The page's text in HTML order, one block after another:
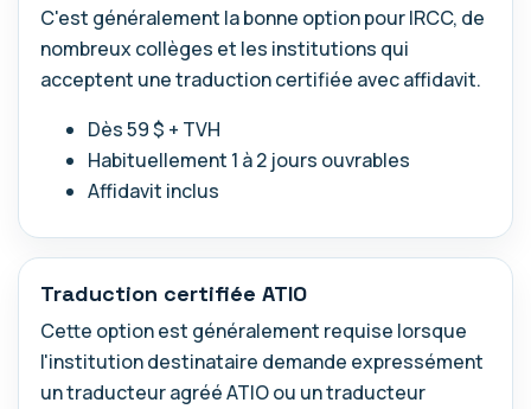
C'est généralement la bonne option pour IRCC, de
nombreux collèges et les institutions qui
acceptent une traduction certifiée avec affidavit.
Dès 59 $ + TVH
Habituellement 1 à 2 jours ouvrables
Affidavit inclus
Traduction certifiée ATIO
Cette option est généralement requise lorsque
l'institution destinataire demande expressément
un traducteur agréé ATIO ou un traducteur